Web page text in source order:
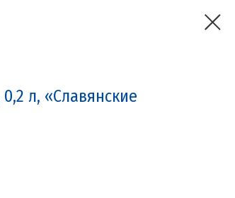
л, «Славянские